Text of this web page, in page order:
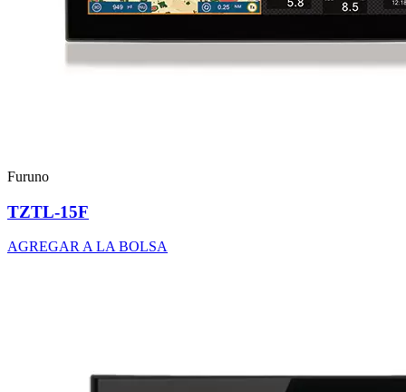
Furuno
TZTL-15F
AGREGAR A LA BOLSA